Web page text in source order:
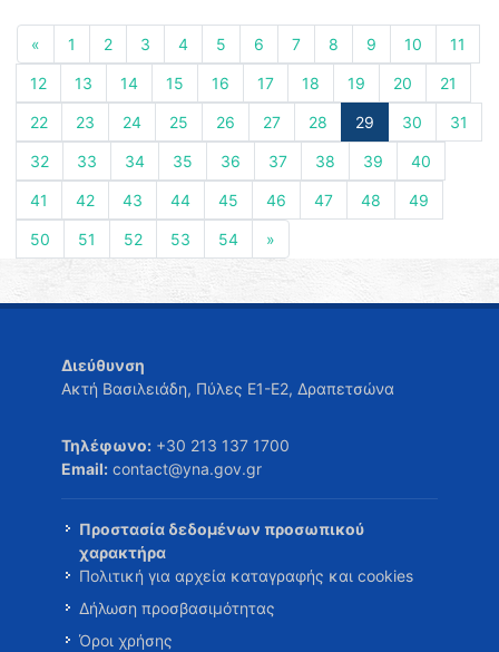
« 1 2 3 4 5 6 7 8 9 10 11
12 13 14 15 16 17 18 19 20 21
22 23 24 25 26 27 28 29 30 31
32 33 34 35 36 37 38 39 40
41 42 43 44 45 46 47 48 49
50 51 52 53 54 »
Διεύθυνση
Ακτή Βασιλειάδη, Πύλες Ε1-Ε2, Δραπετσώνα
Τηλέφωνο: +30 213 137 1700
Email: contact@yna.gov.gr
Προστασία δεδομένων προσωπικού
χαρακτήρα
Πολιτική για αρχεία καταγραφής και cookies
Δήλωση προσβασιμότητας
Όροι χρήσης